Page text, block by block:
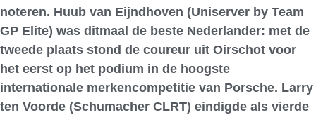
noteren. Huub van Eijndhoven (Uniserver by Team
GP Elite) was ditmaal de beste Nederlander: met de
tweede plaats stond de coureur uit Oirschot voor
het eerst op het podium in de hoogste
internationale merkencompetitie van Porsche. Larry
ten Voorde (Schumacher CLRT) eindigde als vierde